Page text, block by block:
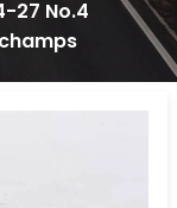
27 No.4